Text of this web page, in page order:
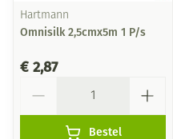
Hartmann
Omnisilk 2,5cmx5m 1 P/s
€ 2,87
Bestel